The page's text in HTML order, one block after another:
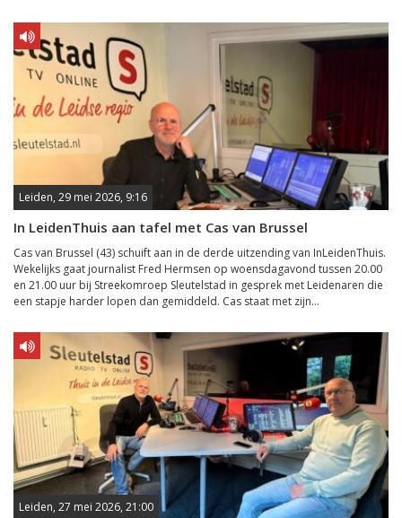
Leiden, 29 mei 2026, 9:16
In LeidenThuis aan tafel met Cas van Brussel
Cas van Brussel (43) schuift aan in de derde uitzending van InLeidenThuis.
Wekelijks gaat journalist Fred Hermsen op woensdagavond tussen 20.00
en 21.00 uur bij Streekomroep Sleutelstad in gesprek met Leidenaren die
een stapje harder lopen dan gemiddeld. Cas staat met zijn...
Leiden, 27 mei 2026, 21:00